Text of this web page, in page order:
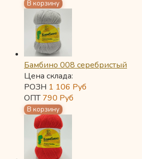
Бамбино 008 серебристый
Цена склада:
РОЗН 1 106 Руб
ОПТ790 Руб